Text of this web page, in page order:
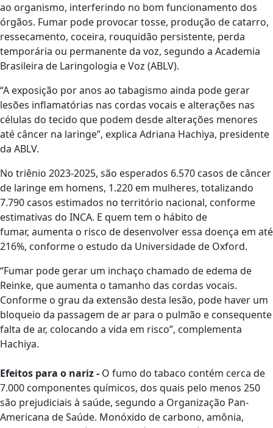
ao organismo, interferindo no bom funcionamento dos
órgãos. Fumar pode provocar tosse, produção de catarro,
ressecamento, coceira, rouquidão persistente, perda
temporária ou permanente da voz, segundo a Academia
Brasileira de Laringologia e Voz (ABLV).
“A exposição por anos ao tabagismo ainda pode gerar
lesões inflamatórias nas cordas vocais e alterações nas
células do tecido que podem desde alterações menores
até câncer na laringe”, explica Adriana Hachiya, presidente
da ABLV.
No triênio 2023-2025, são esperados 6.570 casos de câncer
de laringe em homens, 1.220 em mulheres, totalizando
7.790 casos estimados no território nacional, conforme
estimativas do INCA. E quem tem o hábito de
fumar, aumenta o risco de desenvolver essa doença em até
216%, conforme o estudo da Universidade de Oxford.
“Fumar pode gerar um inchaço chamado de edema de
Reinke, que aumenta o tamanho das cordas vocais.
Conforme o grau da extensão desta lesão, pode haver um
bloqueio da passagem de ar para o pulmão e consequente
falta de ar, colocando a vida em risco”, complementa
Hachiya.
Efeitos para o nariz - O fumo do tabaco contém cerca de
7.000 componentes químicos, dos quais pelo menos 250
são prejudiciais à saúde, segundo a Organização Pan-
Americana de Saúde. Monóxido de carbono, amônia,